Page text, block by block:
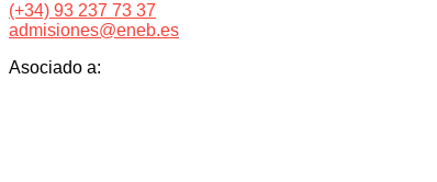
(+34) 93 237 73 37
admisiones@eneb.es
Asociado a: